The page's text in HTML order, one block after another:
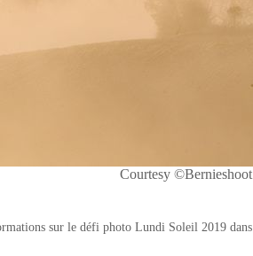
Courtesy ©Bernieshoot
sur le défi photo Lundi Soleil 2019 dans